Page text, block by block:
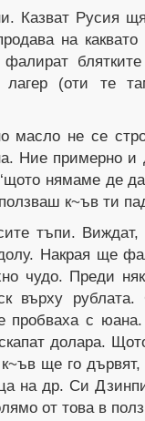
Казват Русия
на
(оти те
масло не се
Ние примерно
нямаме де
к~ъв ти
тъпи.
Накрая ще
чудо. Преди
върху
пробваха с
долара.
ще го
на др. Си
от това в